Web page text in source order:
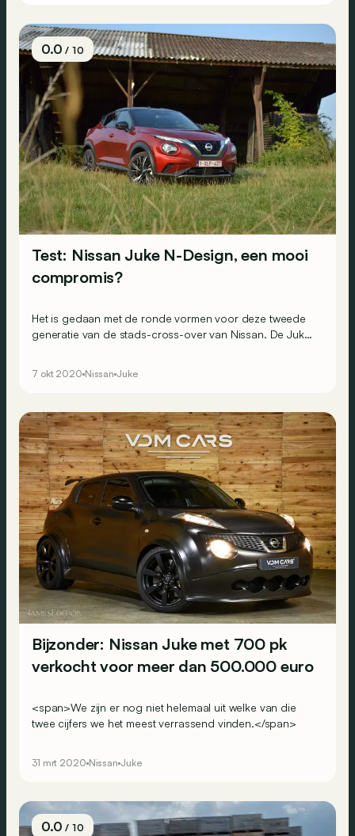
0.0/ 10
Test: Nissan Juke N-Design, een mooi
compromis?
Het is gedaan met de ronde vormen voor deze tweede
generatie van de stads-cross-over van Nissan. De Juke
dagelijkse praktische bruikbaarheid. Een geslaagde
7 okt 2020 Nissan Juke
Bijzonder: Nissan Juke met 700 pk
verkocht voor meer dan 500.000 euro
<span>We zijn er nog niet helemaal uit welke van die
twee cijfers we het meest verrassend vinden.</span>
31 mrt 2020 Nissan Juke
0.0/ 10